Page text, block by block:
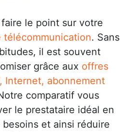
le point sur votre
télécommunication. Sans
il est souvent
grâce aux offres
Internet, abonnement
comparatif vous
le prestataire idéal en
et ainsi réduire